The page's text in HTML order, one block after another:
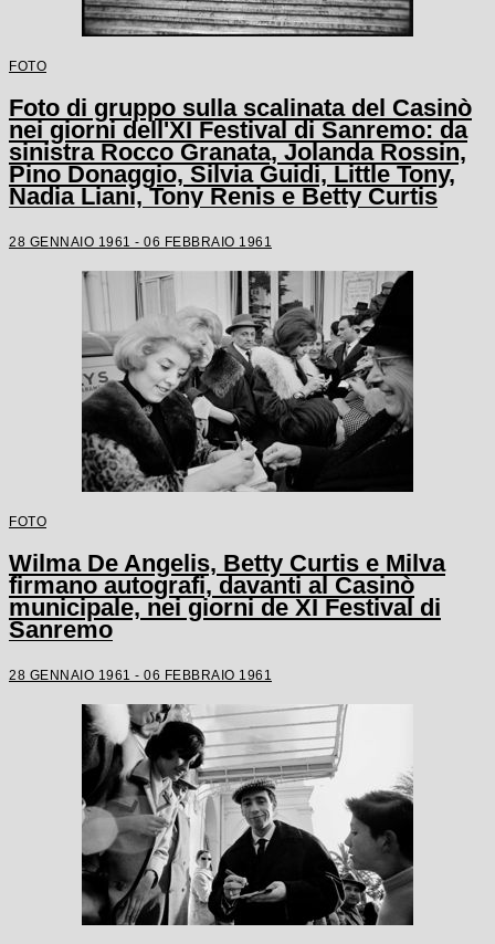
FOTO
Foto di gruppo sulla scalinata del Casinò
nei giorni dell'XI Festival di Sanremo: da
sinistra Rocco Granata, Jolanda Rossin,
Pino Donaggio, Silvia Guidi, Little Tony,
Nadia Liani, Tony Renis e Betty Curtis
28 GENNAIO 1961 - 06 FEBBRAIO 1961
FOTO
Wilma De Angelis, Betty Curtis e Milva
firmano autografi, davanti al Casinò
municipale, nei giorni de XI Festival di
Sanremo
28 GENNAIO 1961 - 06 FEBBRAIO 1961